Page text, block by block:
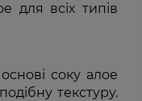
для всіх типів
соку алое
текстуру.